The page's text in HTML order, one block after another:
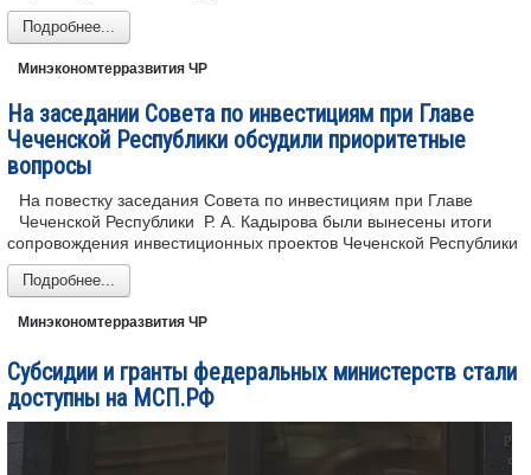
Подробнее...
Минэкономтерразвития ЧР
На заседании Совета по инвестициям при Главе
Чеченской Республики обсудили приоритетные
вопросы
На повестку заседания Совета по инвестициям при Главе
Чеченской Республики Р. А. Кадырова были вынесены итоги
сопровождения инвестиционных проектов Чеченской Республики
Подробнее...
Минэкономтерразвития ЧР
Субсидии и гранты федеральных министерств стали
доступны на МСП.РФ